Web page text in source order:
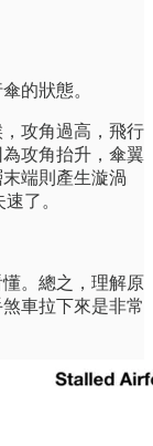
的狀態。
攻角過高，飛行
攻角抬升，傘翼
端則產生漩渦
了。
。總之，理解原
車拉下來是非常